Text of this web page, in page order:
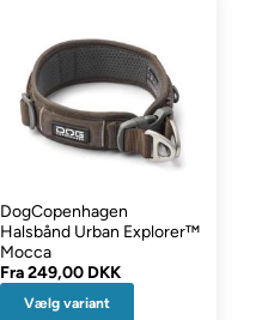
DogCopenhagen
Halsbånd Urban Explorer™
Mocca
Fra249,00 DKK
Vælg variant